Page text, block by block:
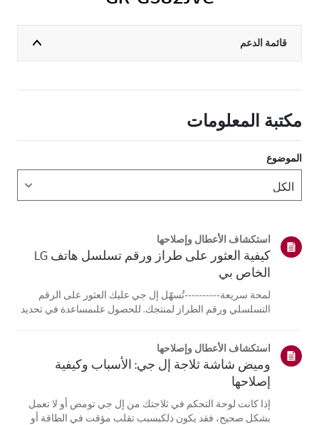
قائمة الدعم
مكتبة المعلومات
الموضوع
استكشاف الأعطال وإصلاحها
كيفية العثور على طراز ورقم تسلسل هاتف LG
الخاص بي
لمحة سريعة----------تُسهّل إل جي عليك العثور على الرقم
التسلسلي ورقم الطراز لمنتجك. للحصول علىمساعدة في تحديد
تختلف الصور أو ا...
استكشاف الأعطال وإصلاحها
وميض شاشة ثلاجة إل جي: الأسباب وكيفية
إصلاحها
إذا كانت لوحة التحكم في ثلاجتك من إل جي تومض أو لا تعمل
بشكل صحيح، فقد يكون ذلكبسبب تقلب مؤقت في الطاقة أو